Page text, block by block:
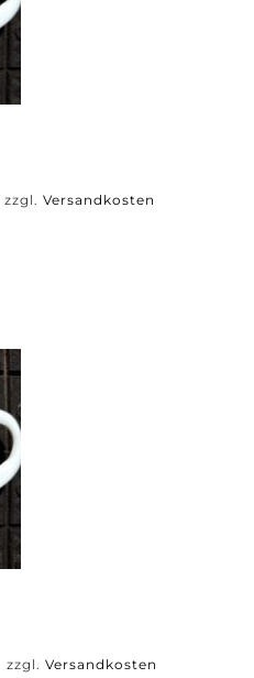
zzgl. Versandkosten
zzgl. Versandkosten